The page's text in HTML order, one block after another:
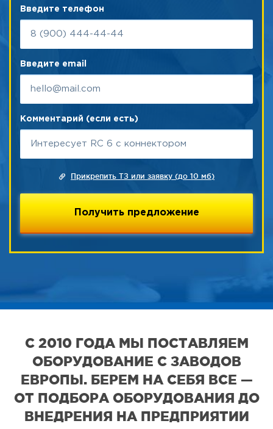
Введите телефон
Введите email
Комментарий (если есть)
Прикрепить ТЗ или заявку (до 10 мб)
С 2010 ГОДА МЫ ПОСТАВЛЯЕМ
ОБОРУДОВАНИЕ С ЗАВОДОВ
ЕВРОПЫ. БЕРЕМ НА СЕБЯ ВСЕ —
ОТ ПОДБОРА ОБОРУДОВАНИЯ ДО
ВНЕДРЕНИЯ НА ПРЕДПРИЯТИИ